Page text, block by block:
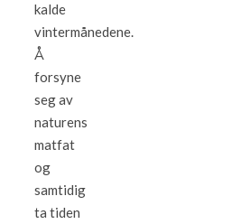
kalde
vintermånedene.
Å
forsyne
seg av
naturens
matfat
og
samtidig
ta tiden